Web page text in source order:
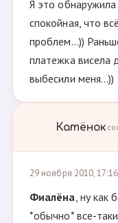
Я это
спокойная, что
проблем...))
платежка висела
выбесили меня...))
Катёнок
29 ноября 2010, 17:16
Фиалёна, ну как
*обычно* все-